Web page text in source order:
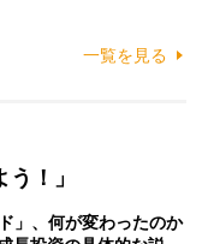
一覧を見る
！」
」、何が変わったのか